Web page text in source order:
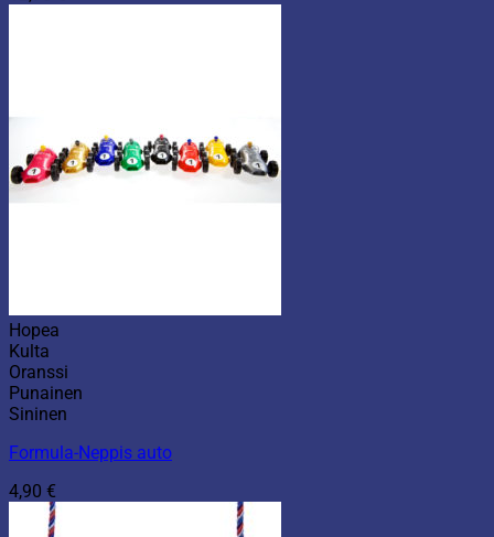
Hopea
Kulta
Oranssi
Punainen
Sininen
Formula-Neppis auto
4,90 €